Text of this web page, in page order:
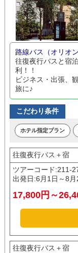
路線バス（オリオ
往復夜行バスと宿
利！！
ビジネス・出張、
旅に♪
こだわり条件
ホテル指定プラン
往復夜行バス＋宿
ツアーコード:211-
出発日:6月1日～8月
17,800円～
往復夜行バス＋宿